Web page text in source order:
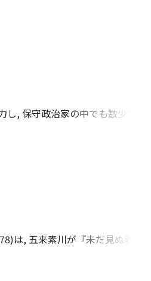
係を解消するよりも, それを温存
が合意に至る過程を重視する動
判にもまさり, これからの地域日
, 保守政治家の中でも数少ないリ
みながら官僚統制批判の言論活動
討がなされてこなかった. こと
, 本稿は戦後から1949年政界進出
批判との連続性を意識しつつ, 戦
する.
は, 五来素川が『未だ見ぬ親』の
て日本に紹介されたのか. 本稿で